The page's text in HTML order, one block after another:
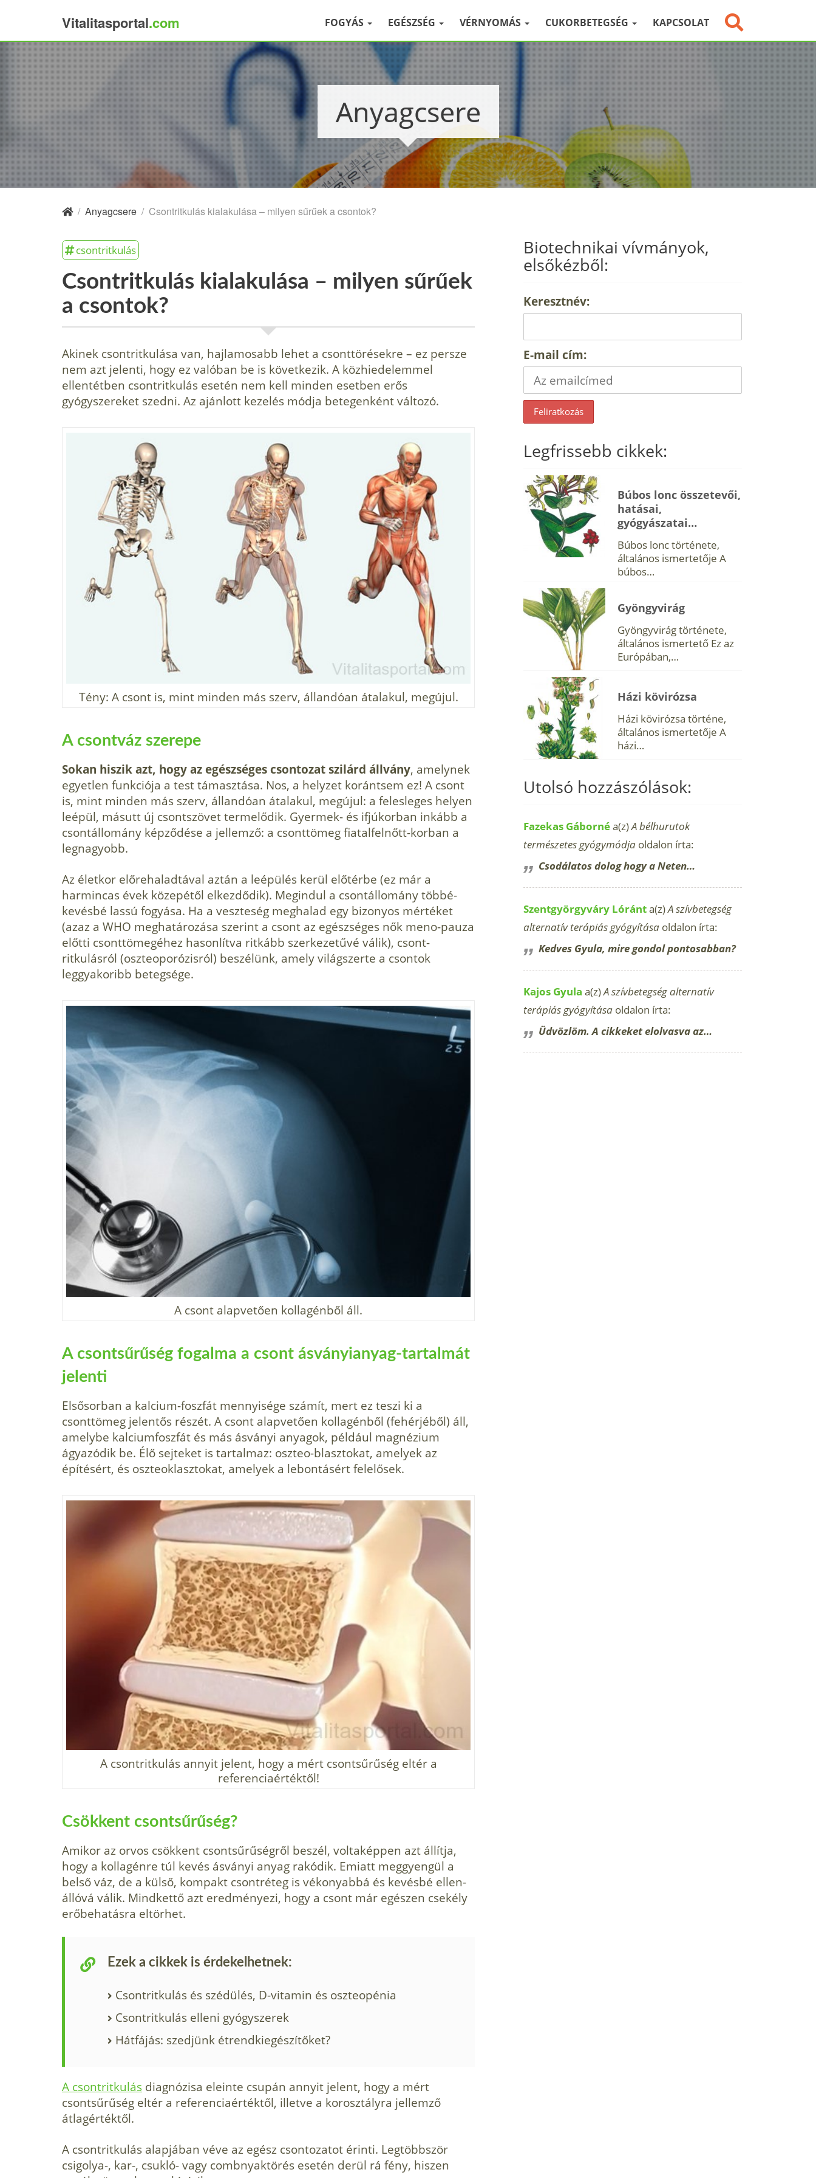
Vitalitasportal.com FOGYÁS EGÉSZSÉG VÉRNYOMÁS CUKORBETEGSÉG KAPCSOLAT
Anyagcsere
/ Anyagcsere / Csontritkulás kialakulása – milyen sűrűek a csontok?
csontritkulás
Csontritkulás kialakulása – milyen sűrűek
a csontok?
Akinek csontritkulása van, hajlamosabb lehet a csont­törésekre – ez persze
nem azt jelenti, hogy ez valóban be is következik. A közhiedelemmel
ellentétben csontritkulás esetén nem kell minden esetben erős
gyógyszereket szed­ni. Az ajánlott kezelés módja betegenként változó.
Tény: A csont is, mint minden más szerv, állandóan átalakul, megújul.
A csontváz szerepe
Sokan hiszik azt, hogy az egészséges csontozat szilárd állvány, amelynek
egyetlen funkciója a test támasztása. Nos, a helyzet korántsem ez! A csont
is, mint minden más szerv, állandóan átalakul, megújul: a felesleges helyen
leépül, másutt új csontszövet termelődik. Gyermek- és ifjúkorban inkább a
csontállomány képződése a jellemző: a csonttömeg fiatalfelnőtt-korban a
legnagyobb.
Az életkor előrehaladtával aztán a leépülés kerül előtérbe (ez már a
harmincas évek közepétől elkezdődik). Megindul a csontállomány többé-
kevésbé lassú fogyása. Ha a veszteség meghalad egy bizonyos mérté­ket
(azaz a WHO meghatározása szerint a csont az egészséges nők meno-pauza
előtti csonttömegéhez hasonlítva ritkább szerkezetűvé válik), csont­
ritkulásról (oszteoporózisról) beszélünk, amely világszerte a csontok
leggyakoribb betegsége.
A csont alapvetően kollagénből áll.
A csontsűrűség fogalma a csont ásványianyag-tartalmát
jelenti
Elsősorban a kalcium-foszfát mennyisége számít, mert ez teszi ki a
csonttömeg jelentős részét. A csont alapvetően kollagénből (fehérjéből) áll,
amelybe kalcium­foszfát és más ásványi anyagok, például magnézium
ágyazódik be. Élő sejteket is tartalmaz: oszteo-blasztokat, amelyek az
építésért, és oszteoklasztokat, amelyek a lebontásért felelősek.
A csontritkulás annyit jelent, hogy a mért csontsűrűség eltér a
referenciaértéktől!
Csökkent csontsűrűség?
Amikor az orvos csökkent csontsűrűségről beszél, voltaképpen azt állítja,
hogy a kollagénre túl kevés ásványi anyag rakódik. Emiatt meggyengül a
belső váz, de a külső, kompakt csontréteg is vékonyabbá és kevésbé ellen­
állóvá válik. Mindkettő azt eredményezi, hogy a csont már egészen csekély
erőbehatásra eltörhet.
Ezek a cikkek is érdekelhetnek:
Csontritkulás és szédülés, D-vitamin és oszteopénia
Csontritkulás elleni gyógyszerek
Hátfájás: szedjünk étrendkiegészítőket?
A csontritkulás diagnózisa eleinte csupán annyit jelent, hogy a mért
csontsűrűség eltér a referenciaértéktől, illetve a korosztályra jellemző
átlagértéktől.
A csontritkulás alapjában véve az egész csontozatot érinti. Legtöbbször
csigolya-, kar-, csukló- vagy combnyaktörés esetén derül rá fény, hiszen
Biotechnikai vívmányok,
elsőkézből:
Keresztnév:
E-mail cím:
Legfrissebb cikkek:
Búbos lonc összetevői,
hatásai,
gyógyászatai…
Búbos lonc története,
általános ismertetője A
búbos…
Gyöngyvirág
Gyöngyvirág története,
általános ismertető Ez az
Európában,…
Házi kövirózsa
Házi kövirózsa történe,
általános ismertetője A
házi…
Utolsó hozzászólások:
Fazekas Gábornéa(z)A bélhurutok
természetes gyógymódja oldalon írta:
Csodálatos dolog hogy a Neten…
Szentgyörgyváry Lóránta(z)A szívbetegség
alternatív terápiás gyógyítása oldalon írta:
Kedves Gyula, mire gondol pontosabban?
Kajos Gyula a(z)A szívbetegség alternatív
terápiás gyógyítása oldalon írta:
Üdvözlöm. A cikkeket elolvasva az…
×